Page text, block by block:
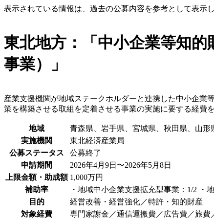
表示されている情報は、過去の公募内容を参考として表示し
東北地方：「中小企業等知
事業）」
産業支援機関が地域ステークホルダーと連携した中小企業
策を構築させる取組を定着させる事業の実施に要する経費
地域
青森県、岩手県、宮城県、秋田県、山形
実施機関
東北経済産業局
公募ステータス
公募終了
申請期間
2026年4月9日〜2026年5月8日
上限金額・助成額 1,000万円
補助率
・地域中小企業支援拡充型事業：1/2
目的
経営改善・経営強化／特許・知的財産
対象経費
専門家謝金／通信運搬費／広告費／旅